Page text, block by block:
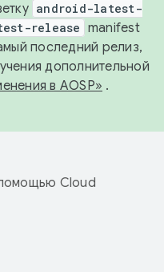
android-latest-
release manifest
последний релиз,
дополнительной
в AOSP» .
Cloud